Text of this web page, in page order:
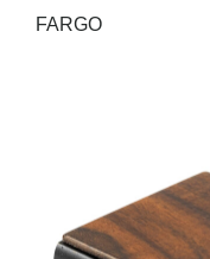
FARGO